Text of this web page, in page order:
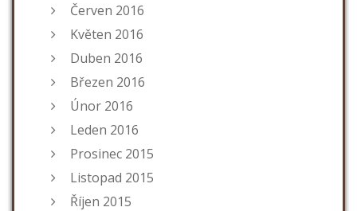
Červen 2016
Květen 2016
Duben 2016
Březen 2016
Únor 2016
Leden 2016
Prosinec 2015
Listopad 2015
Říjen 2015